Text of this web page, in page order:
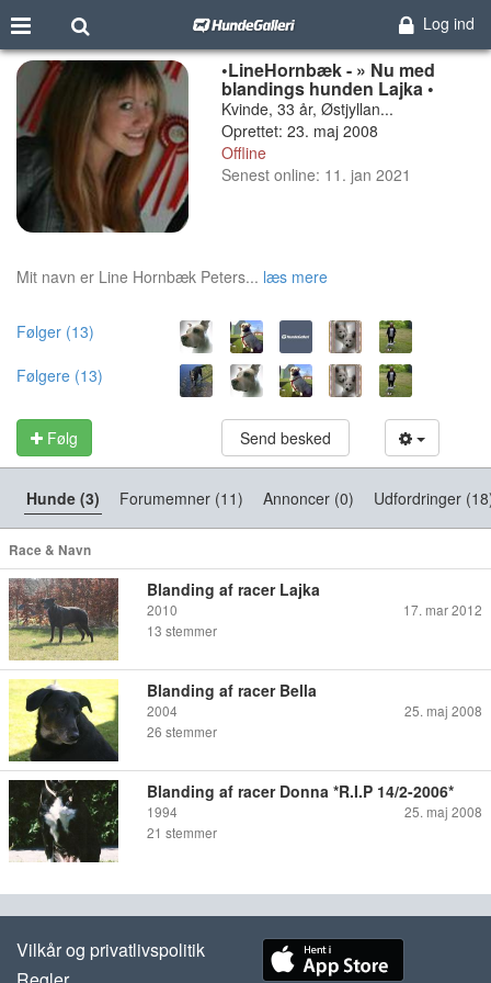
Log ind
•LineHornbæk - » Nu med
blandings hunden Lajka •
Kvinde, 33 år, Østjyllan...
Oprettet: 23. maj 2008
Offline
Senest online: 11. jan 2021
Mit navn er Line Hornbæk Peters... læs mere
Følger (13)
Følgere (13)
Følg Send besked
Hunde (3) Forumemner (11) Annoncer (0) Udfordringer
Race & Navn
Blanding af racer Lajka
2010
17. mar 2012
13 stemmer
Blanding af racer Bella
2004
25. maj 2008
26 stemmer
Blanding af racer Donna *R.I.P 14/2-2006*
1994
25. maj 2008
21 stemmer
Vilkår og privatlivspolitik